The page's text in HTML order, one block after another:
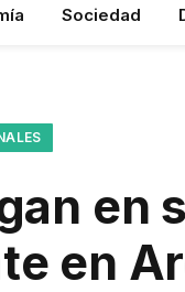
Sociedad
en
en